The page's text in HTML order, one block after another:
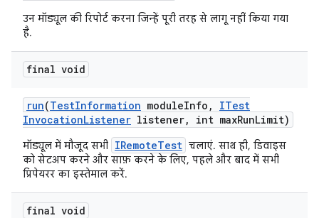
उन मॉड्यूल की रिपोर्ट करना जिन्हें पूरी तरह से लागू नहीं किया गया
है.
final void
run(TestInformation moduleInfo ,
ITest
InvocationListener listener, int maxRunLimit)
मॉड्यूल में मौजूद सभी IRemoteTest चलाएं. साथ ही, डिवाइस
को सेटअप करने और साफ़ करने के लिए, पहले और बाद में सभी
प्रिपेयरर का इस्तेमाल करें.
final void